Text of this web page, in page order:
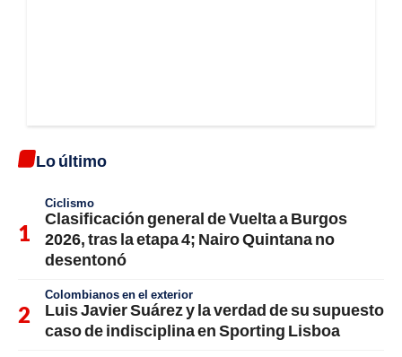
Lo último
Ciclismo
Clasificación general de Vuelta a Burgos
2026, tras la etapa 4; Nairo Quintana no
desentonó
Colombianos en el exterior
Luis Javier Suárez y la verdad de su supuesto
caso de indisciplina en Sporting Lisboa